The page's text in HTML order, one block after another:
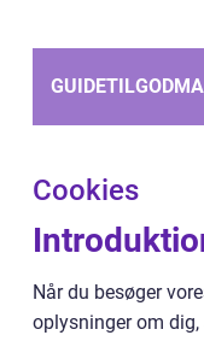
Cookies
Når du besøger
oplysninger om